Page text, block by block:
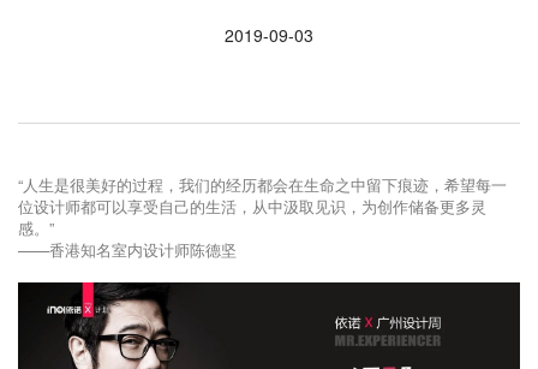
2019-09-03
“人生是很美好的过程，我们的经历都会在生命之中留下痕迹，希望每一
位设计师都可以享受自己的生活，从中汲取见识，为创作储备更多灵
感。”
——香港知名室内设计师陈德坚